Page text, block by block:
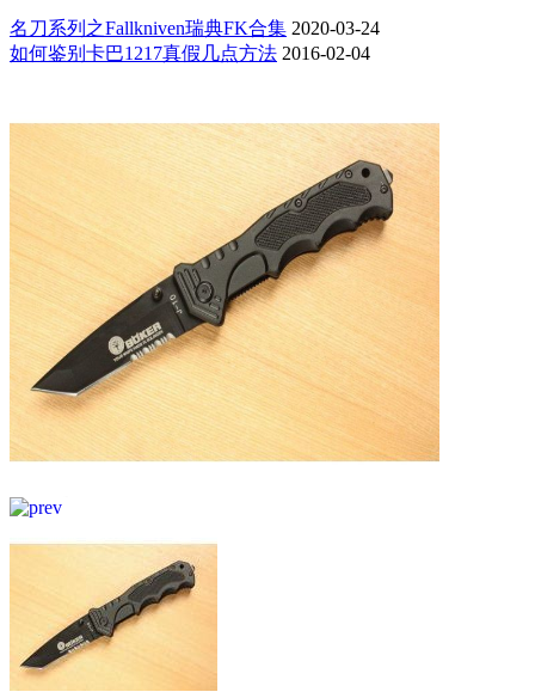
名刀系列之Fallkniven瑞典FK合集 2020-03-24
如何鉴别卡巴1217真假几点方法 2016-02-04